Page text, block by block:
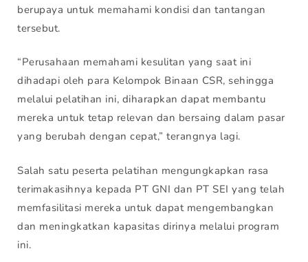
berupaya untuk memahami kondisi dan tantangan
tersebut.
“Perusahaan memahami kesulitan yang saat ini
dihadapi oleh para Kelompok Binaan CSR, sehingga
melalui pelatihan ini, diharapkan dapat membantu
mereka untuk tetap relevan dan bersaing dalam pasar
yang berubah dengan cepat,” terangnya lagi.
Salah satu peserta pelatihan mengungkapkan rasa
terimakasihnya kepada PT GNI dan PT SEI yang telah
memfasilitasi mereka untuk dapat mengembangkan
dan meningkatkan kapasitas dirinya melalui program
ini.